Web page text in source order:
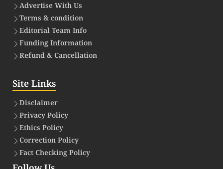
Advertise With Us
Terms & condition
Editorial Team Info
Funding Information
Refund & Cancellation
Site Links
Disclaimer
Privacy Policy
Ethics Policy
Correction Policy
Fact Checking Policy